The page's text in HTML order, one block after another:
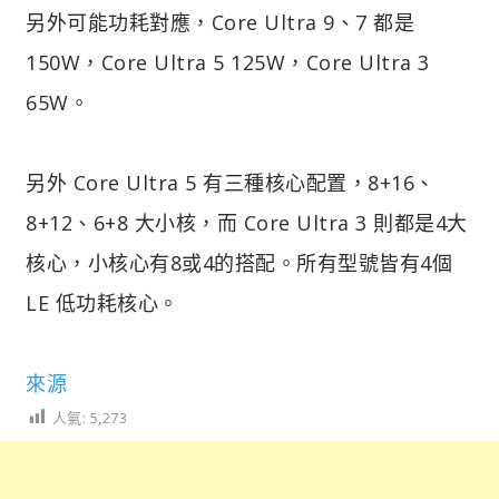
另外可能功耗對應，Core Ultra 9、7 都是
150W，Core Ultra 5 125W，Core Ultra 3
65W。
另外 Core Ultra 5 有三種核心配置，8+16、
8+12、6+8 大小核，而 Core Ultra 3 則都是4大
核心，小核心有8或4的搭配。所有型號皆有4個
LE 低功耗核心。
來源
人氣: 5,273